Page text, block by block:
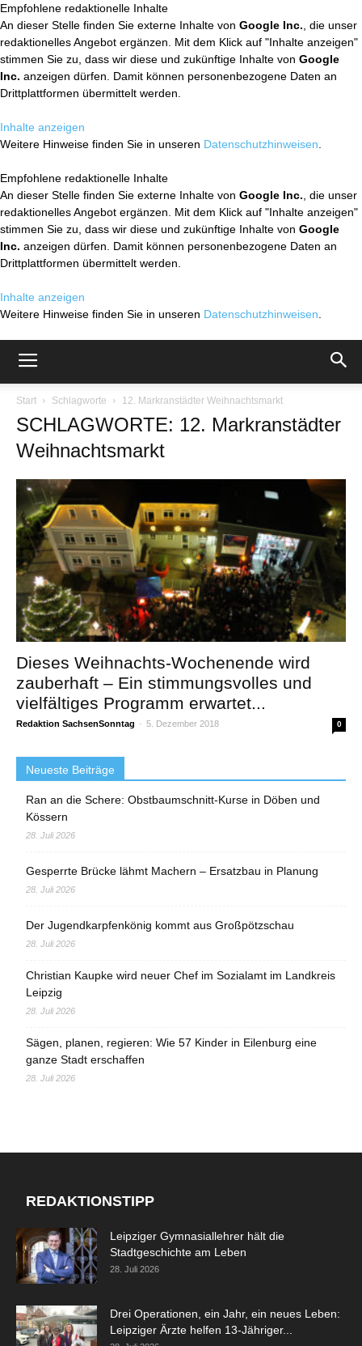
Empfohlene redaktionelle Inhalte
An dieser Stelle finden Sie externe Inhalte von Google Inc. , die unser
redaktionelles Angebot ergänzen. Mit dem Klick auf "Inhalte anzeigen"
stimmen Sie zu, dass wir diese und zukünftige Inhalte von Google
Inc. anzeigen dürfen. Damit können personenbezogene Daten an
Drittplattformen übermittelt werden.
Inhalte anzeigen
Weitere Hinweise finden Sie in unseren Datenschutzhinweisen
Empfohlene redaktionelle Inhalte
An dieser Stelle finden Sie externe Inhalte von Google Inc. , die unser
redaktionelles Angebot ergänzen. Mit dem Klick auf "Inhalte anzeigen"
stimmen Sie zu, dass wir diese und zukünftige Inhalte von Google
Inc. anzeigen dürfen. Damit können personenbezogene Daten an
Drittplattformen übermittelt werden.
Inhalte anzeigen
Weitere Hinweise finden Sie in unseren Datenschutzhinweisen
Start Schlagworte 12. Markranstädter Weihnachtsmarkt
SCHLAGWORTE: 12. Markranstädter
Weihnachtsmarkt
Dieses Weihnachts-Wochenende wird
zauberhaft – Ein stimmungsvolles und
vielfältiges Programm erwartet...
Redaktion SachsenSonntag - 5. Dezember 2018 0
Neueste Beiträge
Ran an die Schere: Obstbaumschnitt-Kurse in Döben und
Kössern
28. Juli 2026
Gesperrte Brücke lähmt Machern – Ersatzbau in Planung
28. Juli 2026
Der Jugendkarpfenkönig kommt aus Großpötzschau
28. Juli 2026
Christian Kaupke wird neuer Chef im Sozialamt im Landkreis
Leipzig
28. Juli 2026
Sägen, planen, regieren: Wie 57 Kinder in Eilenburg eine
ganze Stadt erschaffen
28. Juli 2026
REDAKTIONSTIPP
Leipziger Gymnasiallehrer hält die
Stadtgeschichte am Leben
28. Juli 2026
Drei Operationen, ein Jahr, ein neues Leben:
Leipziger Ärzte helfen 13-Jähriger...